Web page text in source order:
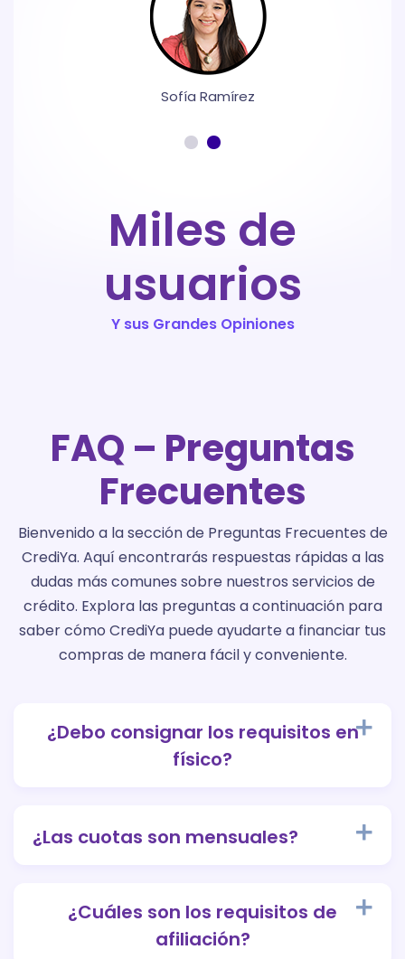
Sofía Ramírez
Miles de
usuarios
Y sus Grandes Opiniones
FAQ – Preguntas
Frecuentes
Bienvenido a la sección de Preguntas Frecuentes de
CrediYa. Aquí encontrarás respuestas rápidas a las
dudas más comunes sobre nuestros servicios de
crédito. Explora las preguntas a continuación para
saber cómo CrediYa puede ayudarte a financiar tus
compras de manera fácil y conveniente.
¿Debo consignar los requisitos en
físico?
¿Las cuotas son mensuales?
¿Cuáles son los requisitos de
afiliación?